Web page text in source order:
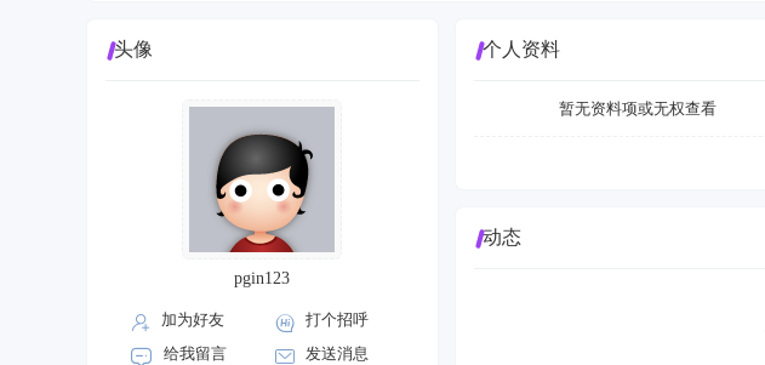
头像
pgin123
加为好友
打个招呼
给我留言
发送消息
个人资料
暂无资料项或无权查看
动态